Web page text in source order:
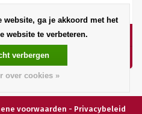
voorwaarden - Privacybeleid
website, ga je akkoord met het
website te verbeteren.
verbergen
over cookies »